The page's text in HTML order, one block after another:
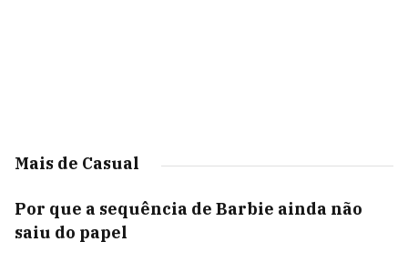
Mais de Casual
Por que a sequência de Barbie ainda não
saiu do papel